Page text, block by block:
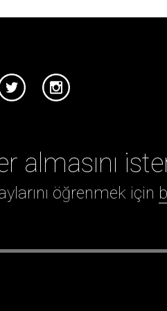
almasını
öğrenmek için